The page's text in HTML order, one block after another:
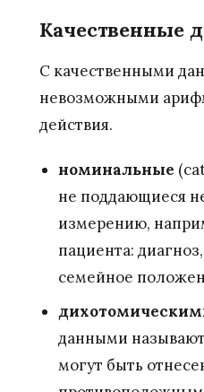
Качественные
С качественными
невозможными
действия.
номинальные
не поддающиеся
измерению,
пациента:
семейное
данными
могут быть